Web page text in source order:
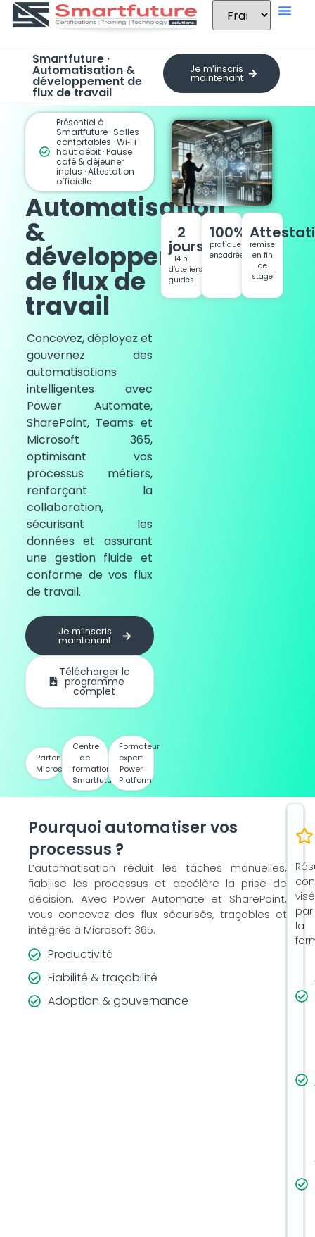
Smartfuture ·
Automatisation &
développement de
flux de travail
Je m’inscris
maintenant
Présentiel à
Smartfuture · Salles
confortables · Wi‑Fi
haut débit · Pause
café & déjeuner
inclus · Attestation
officielle
Automatisation
&
développement
de flux de
travail
Concevez, déployez et
gouvernez des
automatisations
intelligentes avec
Power Automate,
SharePoint, Teams et
Microsoft 365,
optimisant vos
processus métiers,
renforçant la
collaboration,
sécurisant les
données et assurant
une gestion fluide et
conforme de vos flux
de travail.
Je m’inscris
maintenant
Télécharger le
programme
complet
Partenaire
Microsoft
Centre
de
formation
Smartfuture
Formateur
expert
Power
Platform
2
jours
14 h
d’ateliers
guidés
100%
pratique
encadrée
remise
en fin
de
stage
Pourquoi automatiser vos
processus ?
L’automatisation réduit les tâches manuelles,
fiabilise les processus et accélère la prise de
décision. Avec Power Automate et SharePoint,
vous concevez des flux sécurisés, traçables et
intégrés à Microsoft 365.
Productivité
Fiabilité & traçabilité
Adoption & gouvernance
par
la